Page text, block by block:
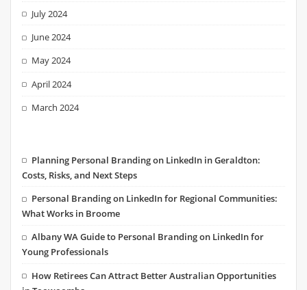
July 2024
June 2024
May 2024
April 2024
March 2024
Planning Personal Branding on LinkedIn in Geraldton:
Costs, Risks, and Next Steps
Personal Branding on LinkedIn for Regional Communities:
What Works in Broome
Albany WA Guide to Personal Branding on LinkedIn for
Young Professionals
How Retirees Can Attract Better Australian Opportunities